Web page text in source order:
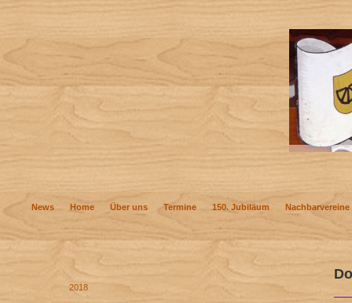
News Home Über uns Termine 150. Jubiläum Nachbarvereine
2018